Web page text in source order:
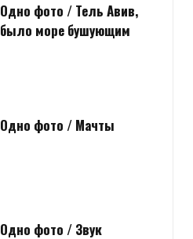
Одно фото / Тель Авив,
было море бушующим
Одно фото / Мачты
Одно фото / Звук